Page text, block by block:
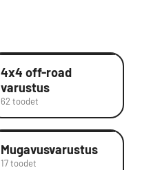
4x4 off-road
varustus
62 toodet
Mugavusvarustus
17 toodet